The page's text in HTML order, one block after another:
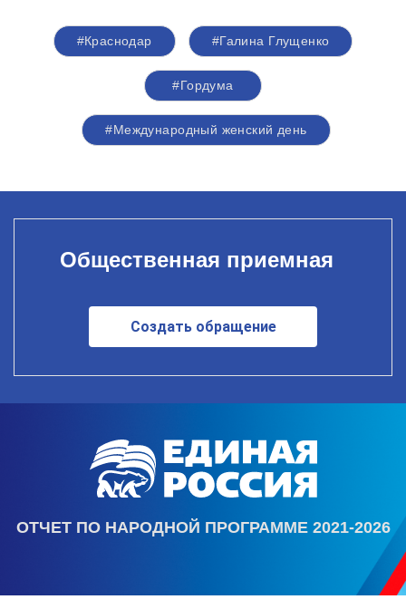
#Краснодар #Галина Глущенко
#Гордума
#Международный женский день
Общественная приемная
Создать обращение
ОТЧЕТ ПО НАРОДНОЙ ПРОГРАММЕ 2021-2026